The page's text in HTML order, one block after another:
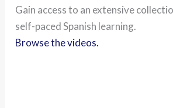
Gain access to an extensive
self-paced Spanish learning.
Browse the videos.